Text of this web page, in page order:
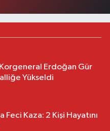
Erdoğan Gür
Yükseldi
Kaza: 2 Kişi Hayatını